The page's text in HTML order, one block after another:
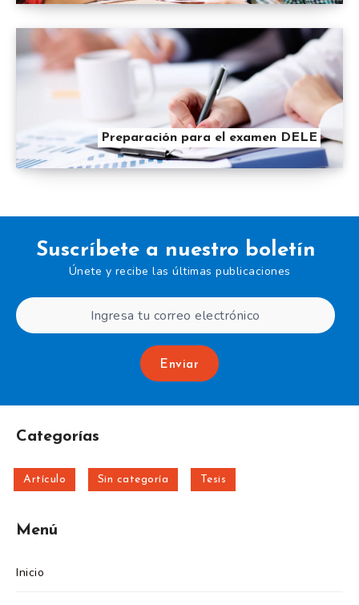
Preparación para el examen DELE
Suscríbete a nuestro boletín
Únete y recibe las últimas publicaciones
Enviar
Categorías
Artículo Sin categoría Tesis
Menú
Inicio